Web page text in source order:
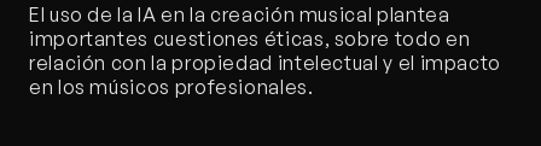
El uso de la IA en la creación musical plantea
importantes cuestiones éticas, sobre todo en
relación con la propiedad intelectual y el impacto
en los músicos profesionales.